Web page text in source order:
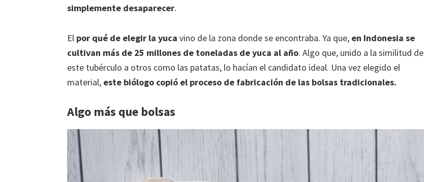
simplemente desaparecer.
El por qué de elegir la yuca vino de la zona donde se encontraba. Ya que, en Indonesia se
cultivan más de 25 millones de toneladas de yuca al año. Algo que, unido a la similitud de
este tubérculo a otros como las patatas, lo hacían el candidato ideal. Una vez elegido el
material, este biólogo copió el proceso de fabricación de las bolsas tradicionales.
Algo más que bolsas